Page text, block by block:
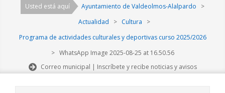
Usted está aquí Ayuntamiento de Valdeolmos-Alalpardo
>
Actualidad
> Cultura
>
Programa de actividades culturales y deportivas curso 2025/2026
> WhatsApp Image 2025-08-25 at 16.50.56
Correo municipal | Inscríbete y recibe noticias y avisos